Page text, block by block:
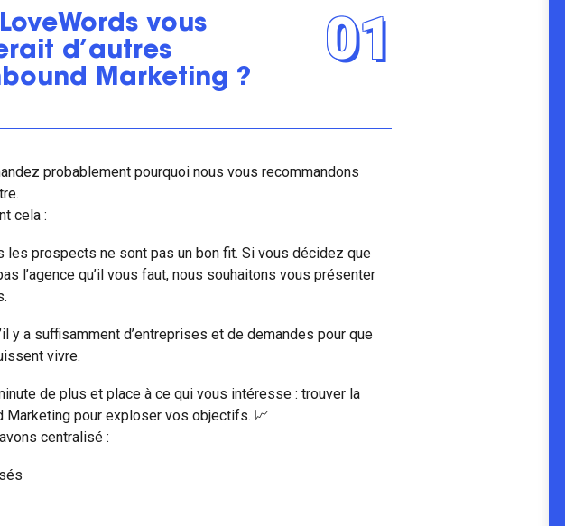
vous
d’autres
Marketing ?
01
probablement pourquoi nous vous recommandons
cela :
les prospects ne sont pas un bon fit. Si vous décidez que
l’agence qu’il vous faut, nous souhaitons vous présenter
y a suffisamment d’entreprises et de demandes pour que
vivre.
de plus et place à ce qui vous intéresse : trouver la
Marketing pour exploser vos objectifs. 📈
centralisé :